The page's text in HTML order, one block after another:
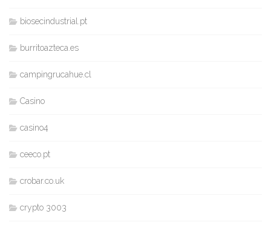
biosecindustrial.pt
burritoazteca.es
campingrucahue.cl
Casino
casino4
ceeco.pt
crobar.co.uk
crypto 3003